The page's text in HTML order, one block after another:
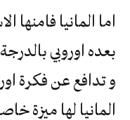
اما المانيا فامنها
بعده اوروبي
و تدافع عن فكرة
المانيا لها ميزة